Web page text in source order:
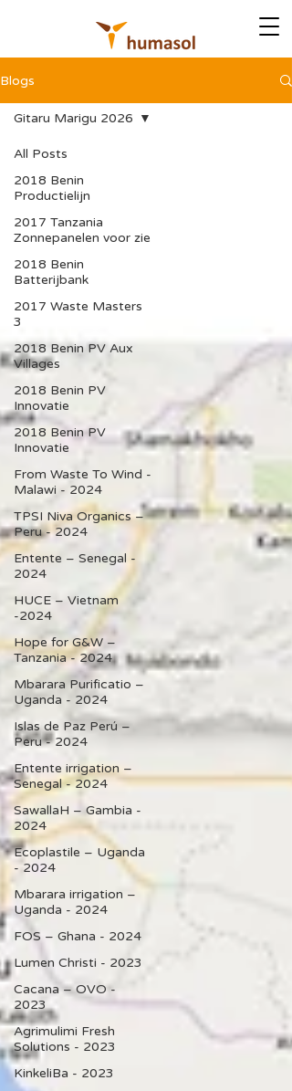
Blogs
All Posts
2018 Benin
Productielijn
2017 Tanzania
Zonnepanelen voor zie
2018 Benin
Batterijbank
2017 Waste Masters
3
2018 Benin PV Aux
Villages
2018 Benin PV
Innovatie
2018 Benin PV
Innovatie
From Waste To Wind -
Malawi - 2024
TPSI Niva Organics –
Peru - 2024
Entente – Senegal -
2024
HUCE – Vietnam
-2024
Hope for G&W –
Tanzania - 2024
Mbarara Purificatio –
Uganda - 2024
Islas de Paz Perú –
Peru - 2024
Entente irrigation –
Senegal - 2024
SawallaH – Gambia -
2024
Ecoplastile – Uganda
- 2024
Mbarara irrigation –
Uganda - 2024
FOS – Ghana - 2024
Lumen Christi - 2023
Cacana – OVO -
2023
Agrimulimi Fresh
Solutions - 2023
KinkeliBa - 2023
Gitaru Marigu 2026